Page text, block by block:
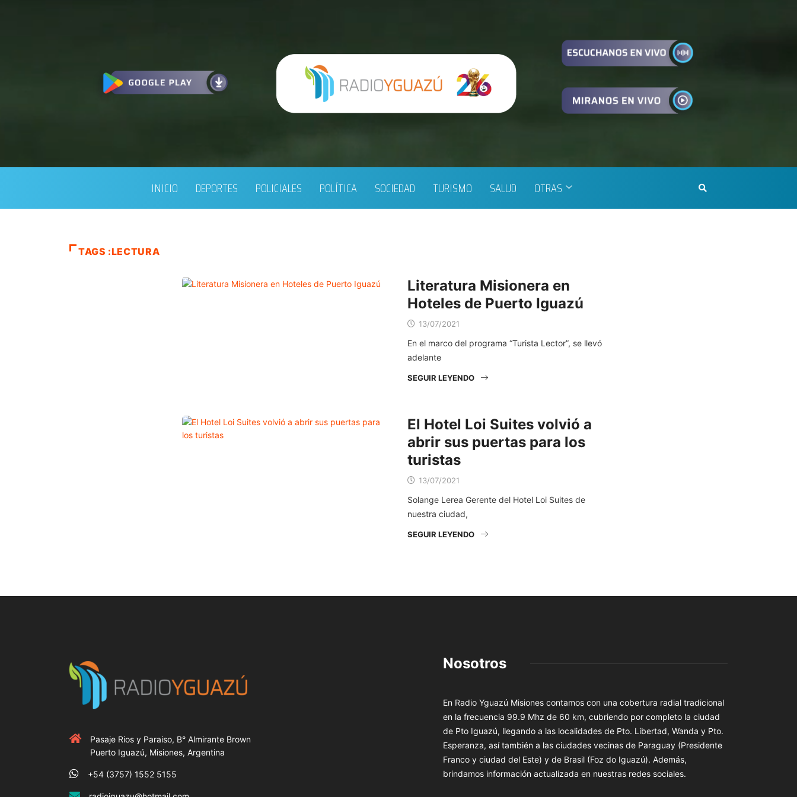
INICIO DEPORTES POLICIALES POLÍTICA SOCIEDAD TURISMO SALUD OTRAS
TAGS :LECTURA
Literatura Misionera en
Hoteles de Puerto Iguazú
13/07/2021
En el marco del programa “Turista Lector”, se llevó
adelante
SEGUIR LEYENDO
El Hotel Loi Suites volvió a
abrir sus puertas para los
turistas
13/07/2021
Solange Lerea Gerente del Hotel Loi Suites de
nuestra ciudad,
SEGUIR LEYENDO
Pasaje Rios y Paraiso, B° Almirante Brown
Puerto Iguazú, Misiones, Argentina
+54 (3757) 1552 5155
Nosotros
En Radio Yguazú Misiones contamos con una cobertura radial tradicional
en la frecuencia 99.9 Mhz de 60 km, cubriendo por completo la ciudad
de Pto Iguazú, llegando a las localidades de Pto. Libertad, Wanda y Pto.
Esperanza, así también a las ciudades vecinas de Paraguay (Presidente
Franco y ciudad del Este) y de Brasil (Foz do Iguazú). Además,
brindamos información actualizada en nuestras redes sociales.